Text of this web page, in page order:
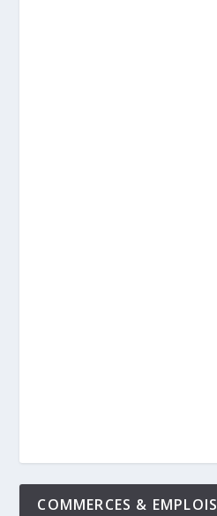
COMMERCES & EMPLOIS